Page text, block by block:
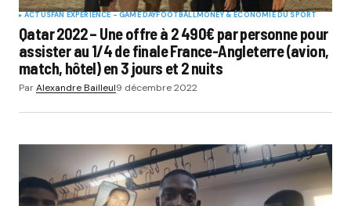
ACTUSFAN EXPERIENCE - GAME DAYFOOTBALLMONEY & ÉCONOMIE DU SPORT
Qatar 2022 – Une offre à 2 490€ par personne pour
assister au 1/4 de finale France-Angleterre (avion,
match, hôtel) en 3 jours et 2 nuits
ParAlexandre Bailleul9 décembre 2022